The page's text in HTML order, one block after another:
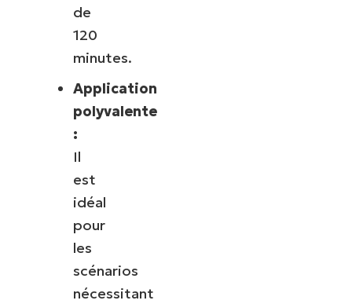
de
120
minutes.
Application
polyvalente
:
Il
est
idéal
pour
les
scénarios
nécessitant